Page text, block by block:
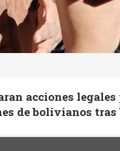
acciones
de bolivianos tras